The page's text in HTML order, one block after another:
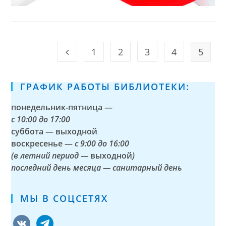
Go to the previous page
1 2 3 4 5
ГРАФИК РАБОТЫ БИБЛИОТЕКИ:
понедельник-пятница —
с 10:00 до 17:00
суббота — выходной
воскресенье —с 9:00 до 16:00
(в летний период — выходной)
последний день месяца — санитарный день
МЫ В СОЦСЕТЯХ
vkontaktetelegram